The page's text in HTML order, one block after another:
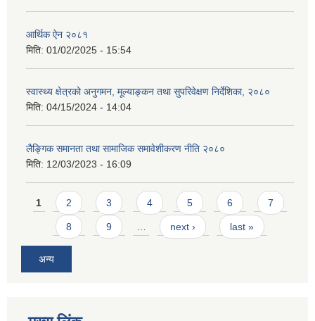
आर्थिक ऐन २०८१
मिति: 01/02/2025 - 15:54
स्वास्थ्य क्षेत्रको अनुगमन, मूल्याङ्कन तथा सुपरिवेक्षण निर्देशिका, २०८०
मिति: 04/15/2024 - 14:04
लैङ्गिक समानता तथा सामाजिक समावेशीकरण नीति २०८०
मिति: 12/03/2023 - 16:09
Pages
1 2 3 4 5 6 7
8 9 next › last »
अन्य